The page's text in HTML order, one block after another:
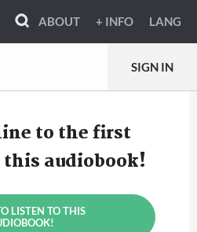
ABOUT + INFO LANG
SIGN IN
to the first
audiobook!
LISTEN TO THIS